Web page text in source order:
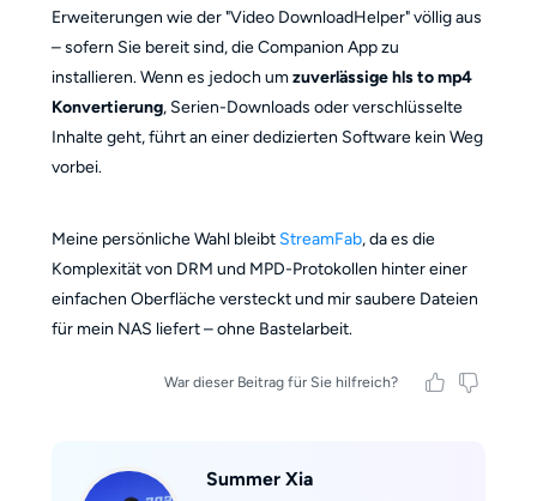
Erweiterungen wie der "Video DownloadHelper" völlig aus
– sofern Sie bereit sind, die Companion App zu
installieren. Wenn es jedoch umzuverlässige hls to mp4
Konvertierung, Serien-Downloads oder verschlüsselte
Inhalte geht, führt an einer dedizierten Software kein Weg
vorbei.
Meine persönliche Wahl bleibt StreamFab, da es die
Komplexität von DRM und MPD-Protokollen hinter einer
einfachen Oberfläche versteckt und mir saubere Dateien
für mein NAS liefert – ohne Bastelarbeit.
War dieser Beitrag für Sie hilfreich?
Summer Xia